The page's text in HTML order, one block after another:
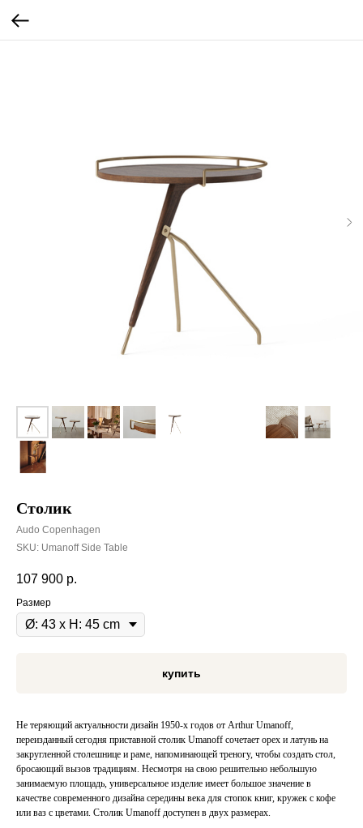
Столик
Audo Copenhagen
SKU: Umanoff Side Table
107 900 р.
Размер
купить
Не теряющий актуальности дизайн 1950-х годов от Arthur Umanoff,
переизданный сегодня приставной столик Umanoff сочетает орех и латунь на
закругленной столешнице и раме, напоминающей треногу, чтобы создать стол,
бросающий вызов традициям. Несмотря на свою решительно небольшую
занимаемую площадь, универсальное изделие имеет большое значение в
качестве современного дизайна середины века для стопок книг, кружек с кофе
или ваз с цветами. Столик Umanoff доступен в двух размерах.